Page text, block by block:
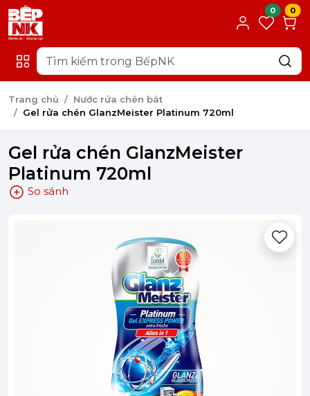
0 0
Trang chủ
Nước rửa chén bát
Gel rửa chén GlanzMeister Platinum 720ml
Gel rửa chén GlanzMeister
Platinum 720ml
So sánh